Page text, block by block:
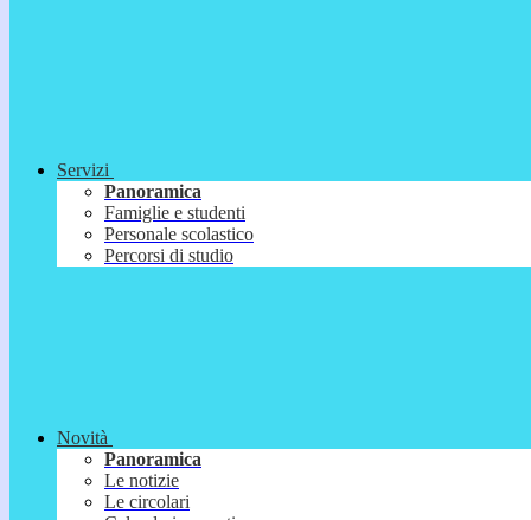
Servizi
Panoramica
Famiglie e studenti
Personale scolastico
Percorsi di studio
Novità
Panoramica
Le notizie
Le circolari